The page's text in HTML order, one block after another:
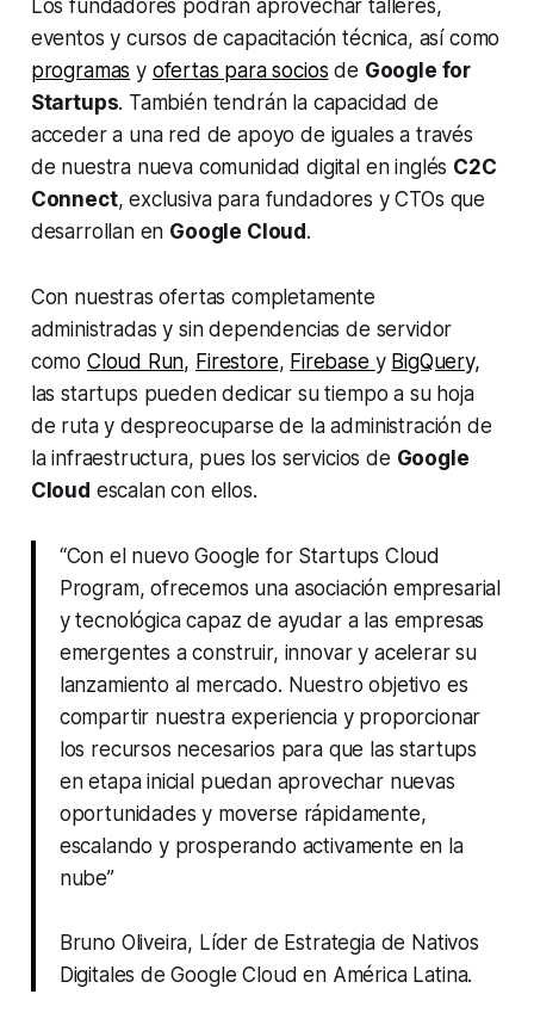
Los fundadores podrán aprovechar talleres,
eventos y cursos de capacitación técnica, así como
programas y ofertas para socios de Google for
Startups. También tendrán la capacidad de
acceder a una red de apoyo de iguales a través
de nuestra nueva comunidad digital en inglés C2C
Connect, exclusiva para fundadores y CTOs que
desarrollan en Google Cloud .
Con nuestras ofertas completamente
administradas y sin dependencias de servidor
como Cloud Run, Firestore, Firebase y BigQuery,
lasstartups pueden dedicar su tiempo a su hoja
de ruta y despreocuparse de la administración de
la infraestructura, pues los servicios de Google
Cloud escalan con ellos.
“Con el nuevo Google for Startups Cloud
Program, ofrecemos una asociación empresarial
y tecnológica capaz de ayudar a las empresas
emergentes a construir, innovar y acelerar su
lanzamiento al mercado. Nuestro objetivo es
compartir nuestra experiencia y proporcionar
los recursos necesarios para que las startups
en etapa inicial puedan aprovechar nuevas
oportunidades y moverse rápidamente,
escalando y prosperando activamente en la
nube”
Bruno Oliveira, Líder de Estrategia de Nativos
Digitales de Google Cloud en América Latina.